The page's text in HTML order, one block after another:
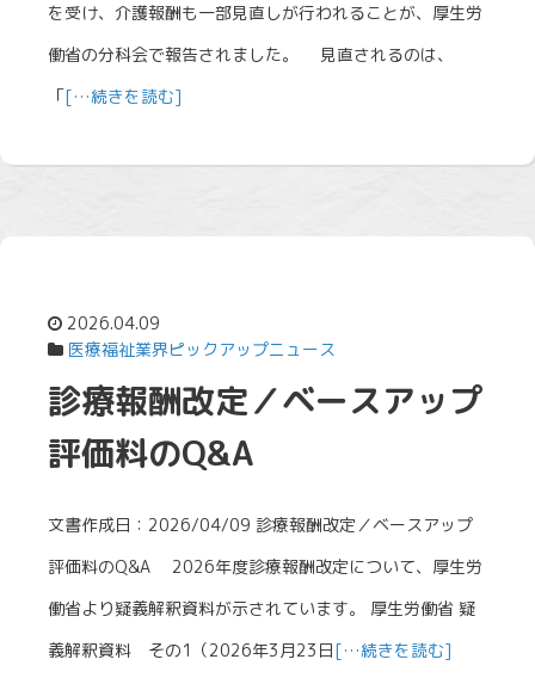
を受け、介護報酬も一部見直しが行われることが、厚生労
働省の分科会で報告されました。 見直されるのは、
「[…続きを読む]
2026.04.09
医療福祉業界ピックアップニュース
診療報酬改定／ベースアップ
評価料のQ&A
文書作成日：2026/04/09 診療報酬改定／ベースアップ
評価料のQ&A 2026年度診療報酬改定について、厚生労
働省より疑義解釈資料が示されています。 厚生労働省 疑
義解釈資料 その1（2026年3月23日[…続きを読む]